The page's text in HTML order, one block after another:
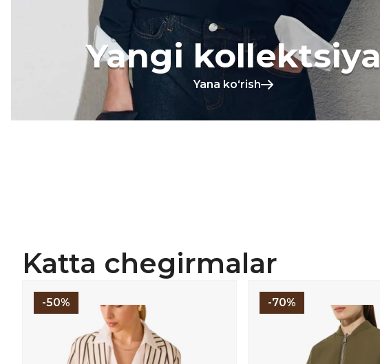
Yangi kollektsiya
Yana koʻrish
Katta chegirmalar
-50% -70%